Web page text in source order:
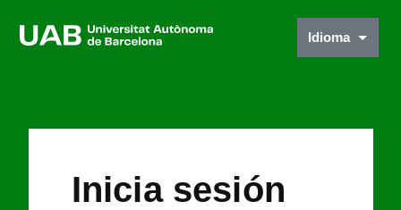
Idioma
Inicia sesión